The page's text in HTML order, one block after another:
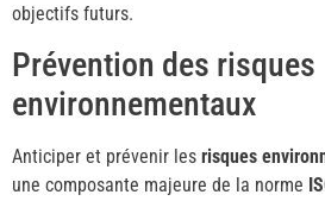
objectifs futurs.
Prévention des risques
environnementaux
Anticiper et prévenir les risques
une composante majeure de la norme